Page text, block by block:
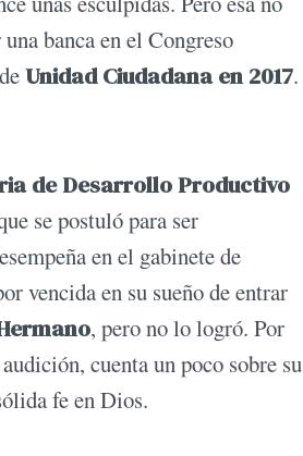
banca en el Congreso
Unidad Ciudadana en 2017.
de Desarrollo Productivo
se postuló para ser
en el gabinete de
vencida en su sueño de entrar
, pero no lo logró. Por
cuenta un poco sobre su
fe en Dios.